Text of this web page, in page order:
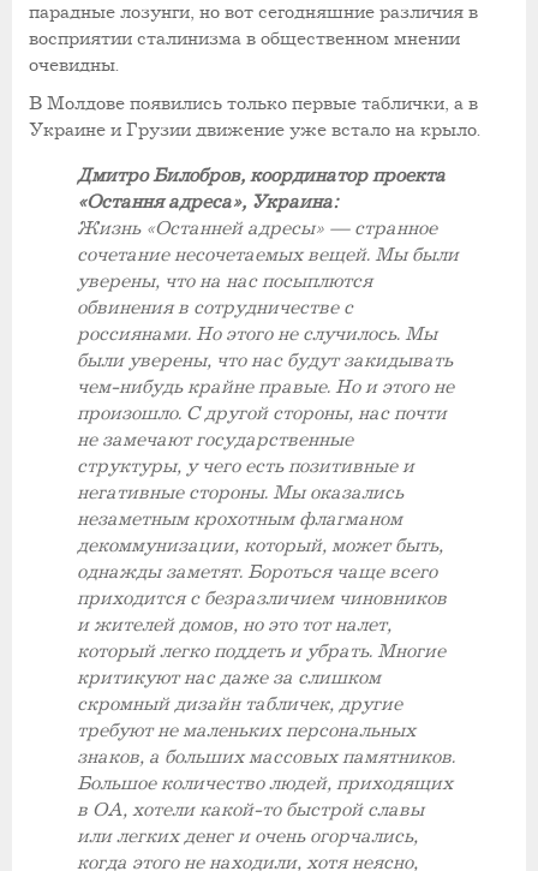
парадные лозунги, но вот сегодняшние различия в
восприятии сталинизма в общественном мнении
очевидны.
В Молдове появились только первые таблички, а в
Украине и Грузии движение уже встало на крыло.
Дмитро Билобров, координатор проекта
«Остання адреса», Украина:
Жизнь «Останней адресы» — странное
сочетание несочетаемых вещей. Мы были
уверены, что на нас посыплются
обвинения в сотрудничестве с
россиянами. Но этого не случилось. Мы
были уверены, что нас будут закидывать
чем-нибудь крайне правые. Но и этого не
произошло. С другой стороны, нас почти
не замечают государственные
структуры, у чего есть позитивные и
негативные стороны. Мы оказались
незаметным крохотным флагманом
декоммунизации, который, может быть,
однажды заметят. Бороться чаще всего
приходится с безразличием чиновников
и жителей домов, но это тот налет,
который легко поддеть и убрать. Многие
критикуют нас даже за слишком
скромный дизайн табличек, другие
требуют не маленьких персональных
знаков, а больших массовых памятников.
Большое количество людей, приходящих
в ОА, хотели какой-то быстрой славы
или легких денег и очень огорчались,
когда этого не находили, хотя неясно,